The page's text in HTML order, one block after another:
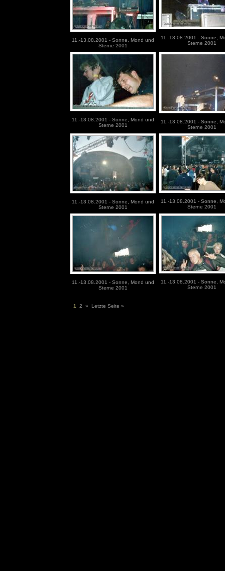
11.-13.08.2001 - Sonne, Mond und
Sterne 2001
11.-13.08.2001 - Sonne,
Sterne 2001
11.-13.08.2001 - Sonne, Mond und
Sterne 2001
11.-13.08.2001 - Sonne,
Sterne 2001
11.-13.08.2001 - Sonne, Mond und
Sterne 2001
11.-13.08.2001 - Sonne,
Sterne 2001
11.-13.08.2001 - Sonne, Mond und
Sterne 2001
11.-13.08.2001 - Sonne,
Sterne 2001
1 2 » Letzte Seite »